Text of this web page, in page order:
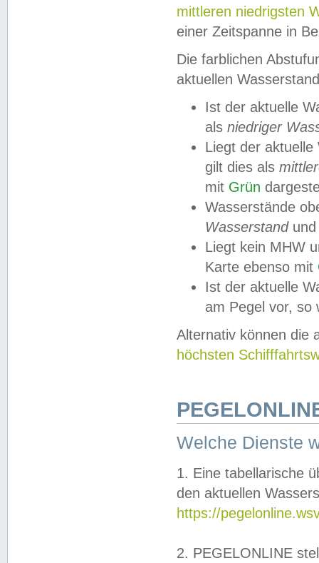
mittleren niedrigsten
einer Zeitspanne in
Die farblichen
aktuellen
Ist der aktuelle
als niedriger
Liegt der
gilt dies als
mit Grün
Wasserstände
Wasserstandund
Liegt kein MHW
Karte ebenso mit
Ist der aktuelle
am Pegel vor,
Alternativ können die
höchsten
Welche Dienste
1. Eine tabellarische
den aktuellen
https://
2. PEGELONLINE